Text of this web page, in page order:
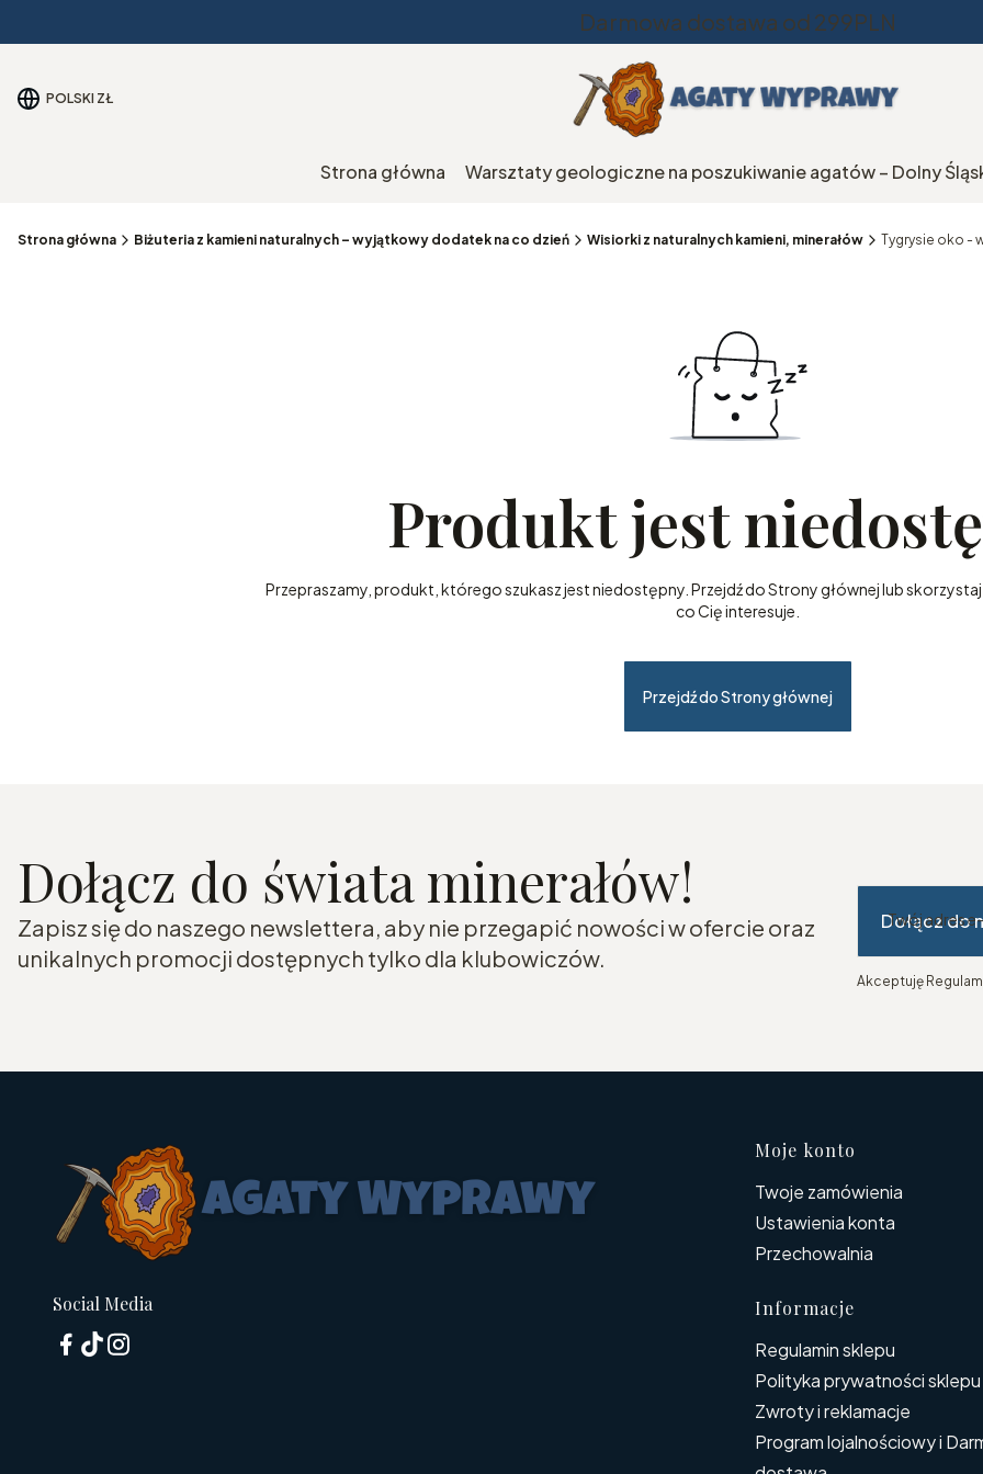
Darmowa dostawa od 299PLN
POLSKI ZŁ
Strona główna Warsztaty geologiczne na poszukiwanie agatów – Dolny
Strona główna Biżuteria z kamieni naturalnych – wyjątkowy dodatek na co dzień Wisiorki z naturalnych kamieni, minerałów Tygrysie oko -
Produkt jest
Przepraszamy, produkt, którego szukasz jest niedostępny. Przejdź do Strony głównej lub skorzystaj
co Cię interesuje.
Przejdź do Strony głównej
Dołącz do świata minerałów!
Zapisz się do naszego newslettera, aby nie przegapić nowości w ofercie oraz
unikalnych promocji dostępnych tylko dla klubowiczów.
Twój adres
Dołącz do
Akceptuję
Social Media
Linki w
Moje konto
Twoje zamówienia
Ustawienia konta
Przechowalnia
Informacje
Regulamin sklepu
Polityka prywatności sklepu
Zwroty i reklamacje
Program lojalnościowy i